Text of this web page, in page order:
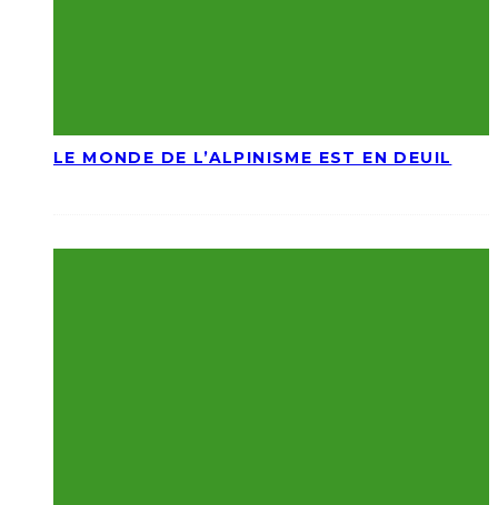
LE MONDE DE L’ALPINISME EST EN DEUIL